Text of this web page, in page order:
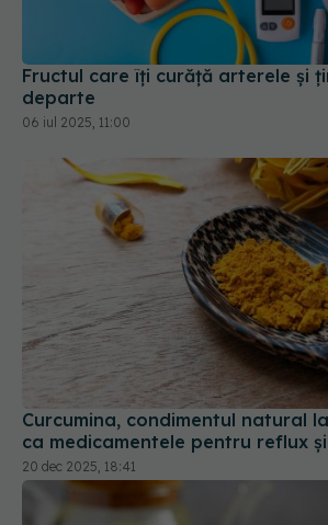
Fructul care îți curăță arterele și
departe
06 iul 2025, 11:00
Curcumina, condimentul natural
ca medicamentele pentru reflux
20 dec 2025, 18:41